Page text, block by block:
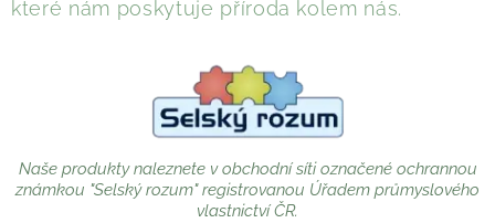
které nám poskytuje příroda kolem nás.
Naše produkty naleznete v obchodní síti označené ochrannou
známkou "Selský rozum" registrovanou Úřadem průmyslového
vlastnictví ČR.